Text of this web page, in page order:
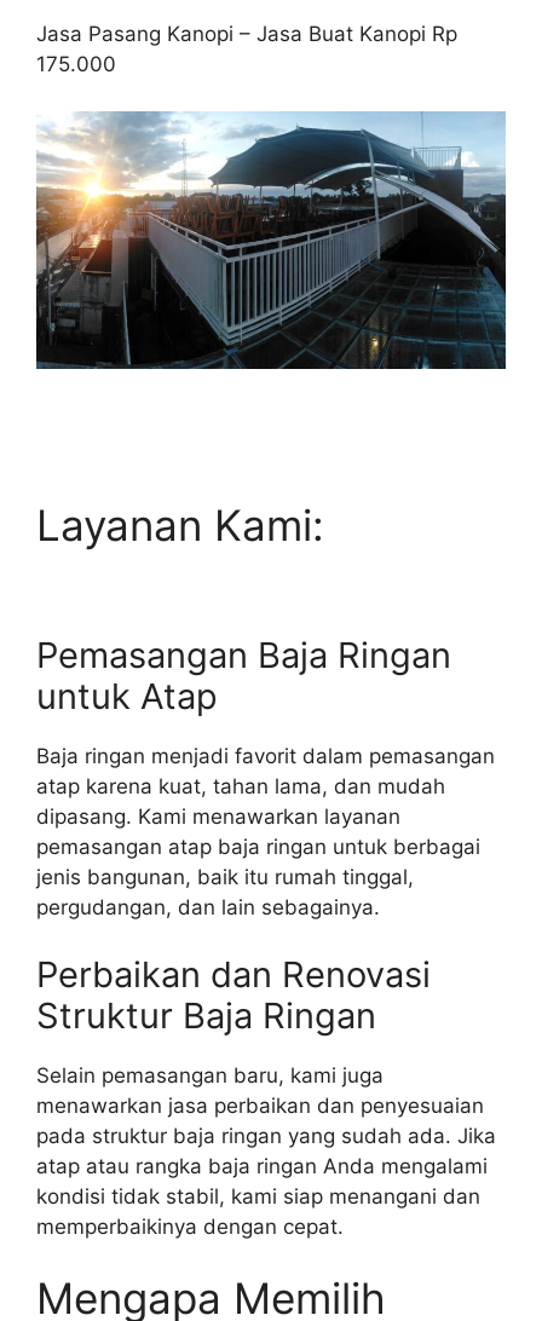
Jasa Pasang Kanopi – Jasa Buat Kanopi Rp
175.000
Layanan Kami:
Pemasangan Baja Ringan
untuk Atap
Baja ringan menjadi favorit dalam pemasangan
atap karena kuat, tahan lama, dan mudah
dipasang. Kami menawarkan layanan
pemasangan atap baja ringan untuk berbagai
jenis bangunan, baik itu rumah tinggal,
pergudangan, dan lain sebagainya.
Perbaikan dan Renovasi
Struktur Baja Ringan
Selain pemasangan baru, kami juga
menawarkan jasa perbaikan dan penyesuaian
pada struktur baja ringan yang sudah ada. Jika
atap atau rangka baja ringan Anda mengalami
kondisi tidak stabil, kami siap menangani dan
memperbaikinya dengan cepat.
Mengapa Memilih